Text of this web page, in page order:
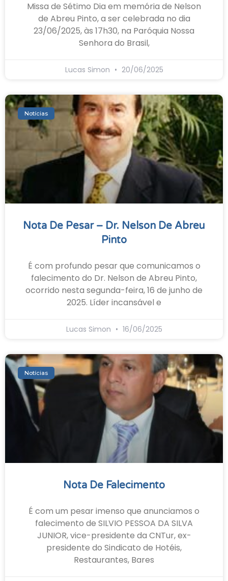
Missa de Sétimo Dia em memória de Nelson
de Abreu Pinto, a ser celebrada no dia
23/06/2025, às 17h30, na Paróquia Nossa
Senhora do Brasil,
Lucas Simon 20/06/2025
Notícias
Nota De Pesar – Dr. Nelson De Abreu
Pinto
É com profundo pesar que comunicamos o
falecimento do Dr. Nelson de Abreu Pinto,
ocorrido nesta segunda-feira, 16 de junho de
2025. Líder incansável e
Lucas Simon 16/06/2025
Notícias
Nota De Falecimento
É com um pesar imenso que anunciamos o
falecimento de SILVIO PESSOA DA SILVA
JUNIOR, vice-presidente da CNTur, ex-
presidente do Sindicato de Hotéis,
Restaurantes, Bares